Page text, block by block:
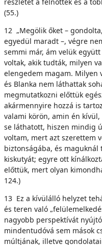
(55.)
12 „Megölik őket –
egyedül maradt –, végre
semmi már, ám velük
voltak, akik tudták, milyen
elengedem magam. Milyen
és Blanka nem láthattak
megmutatkozni előttük
akármennyire hozzá is
valami körön, amin én
se láthatott, hiszen mindig
voltam, mert azt szerettem
biztonságába, és
kiskutyát; egyre ott
előttük, mert olyan
124.)
13 Ez a kívülálló helyzet
és teren való
nagyobb perspektívát
mindentudóvá sem mások
múltjának, illetve